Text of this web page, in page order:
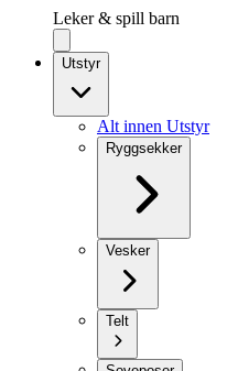
Leker & spill barn
Utstyr
Alt innen Utstyr
Ryggsekker
Vesker
Telt